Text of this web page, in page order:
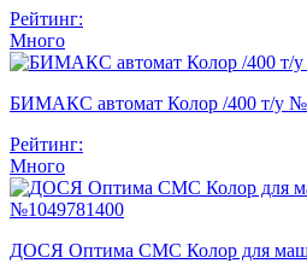
Рейтинг:
Много
БИМАКС автомат Колор /400 т/у
Рейтинг:
Много
ДОСЯ Оптима СМС Колор для